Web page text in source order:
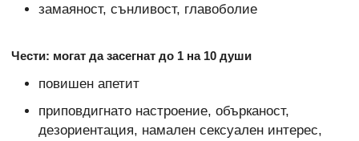
замаяност, сънливост, главоболие
Чести: могат да засегнат до 1 на 10 души
повишен апетит
приповдигнато настроение, обърканост,
дезориентация, намален сексуален интерес,